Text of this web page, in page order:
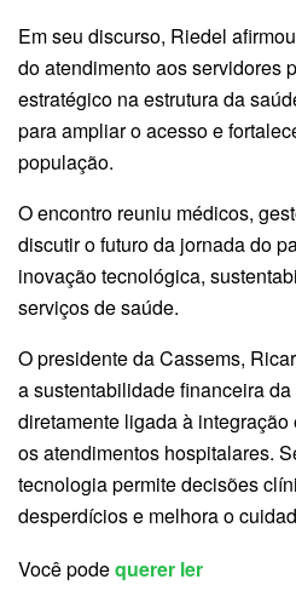
Em seu discurso, Riedel
do atendimento aos servidores
estratégico na estrutura da
para ampliar o acesso e
população.
O encontro reuniu médicos,
discutir o futuro da jornada do
inovação tecnológica,
serviços de saúde.
O presidente da Cassems,
a sustentabilidade financeira
diretamente ligada à
os atendimentos hospitalares.
tecnologia permite decisões
desperdícios e melhora o
Você podequerer ler